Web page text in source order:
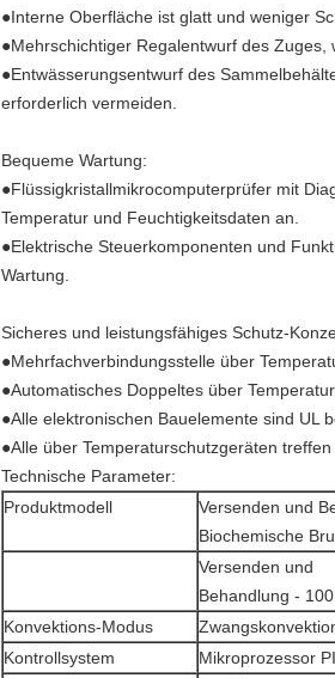
●Interne Oberfläche ist glatt und weniger
●Mehrschichtiger Regalentwurf des
●Entwässerungsentwurf des
erforderlich vermeiden.
Bequeme Wartung:
●Flüssigkristallmikrocomputerprüfer mit
Temperatur und Feuchtigkeitsdaten an.
●Elektrische Steuerkomponenten und
Wartung.
Sicheres und leistungsfähiges Schutz-
●Mehrfachverbindungsstelle über
●Automatisches Doppeltes über
●Alle elektronischen Bauelemente sind UL
●Alle über Temperaturschutzgeräten
Technische Parameter:
Produktmodell
Versenden und
Biochemische
Versenden und
Behandlung - 100
Konvektions-Modus
Kontrollsystem
Mikroprozessor